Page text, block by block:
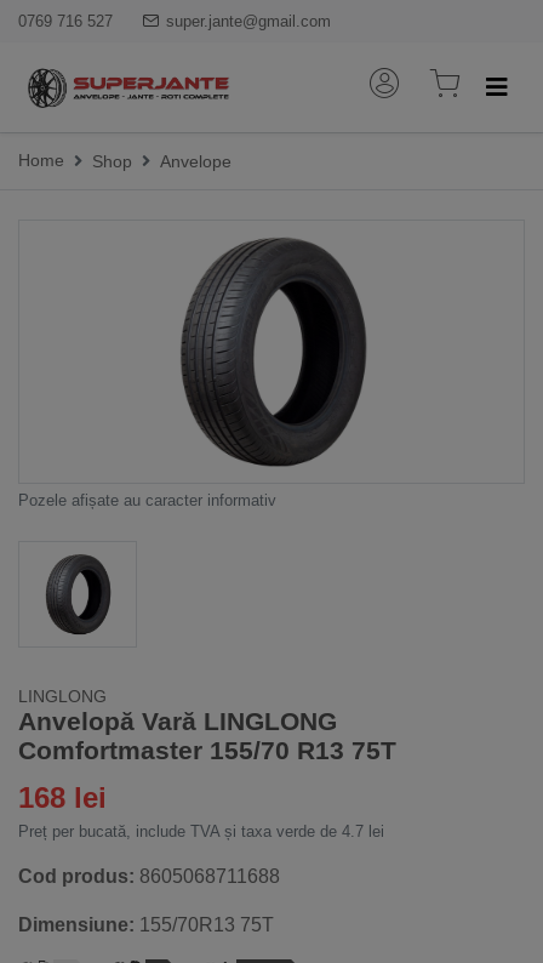
0769 716 527 super.jante@gmail.com
Home Shop Anvelope
Pozele afișate au caracter informativ
LINGLONG
Anvelopă Vară LINGLONG
Comfortmaster 155/70 R13 75T
168 lei
Preț per bucată, include TVA și taxa verde de 4.7 lei
Cod produs: 8605068711688
Dimensiune: 155/70R13 75T